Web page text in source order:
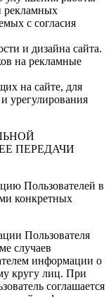
рекламных
с согласия
и дизайна сайта.
на рекламные
на сайте, для
урегулирования
ПЕРЕДАЧИ
Пользователей в
конкретных
Пользователя
случаев
информации о
кругу лиц. При
соглашается